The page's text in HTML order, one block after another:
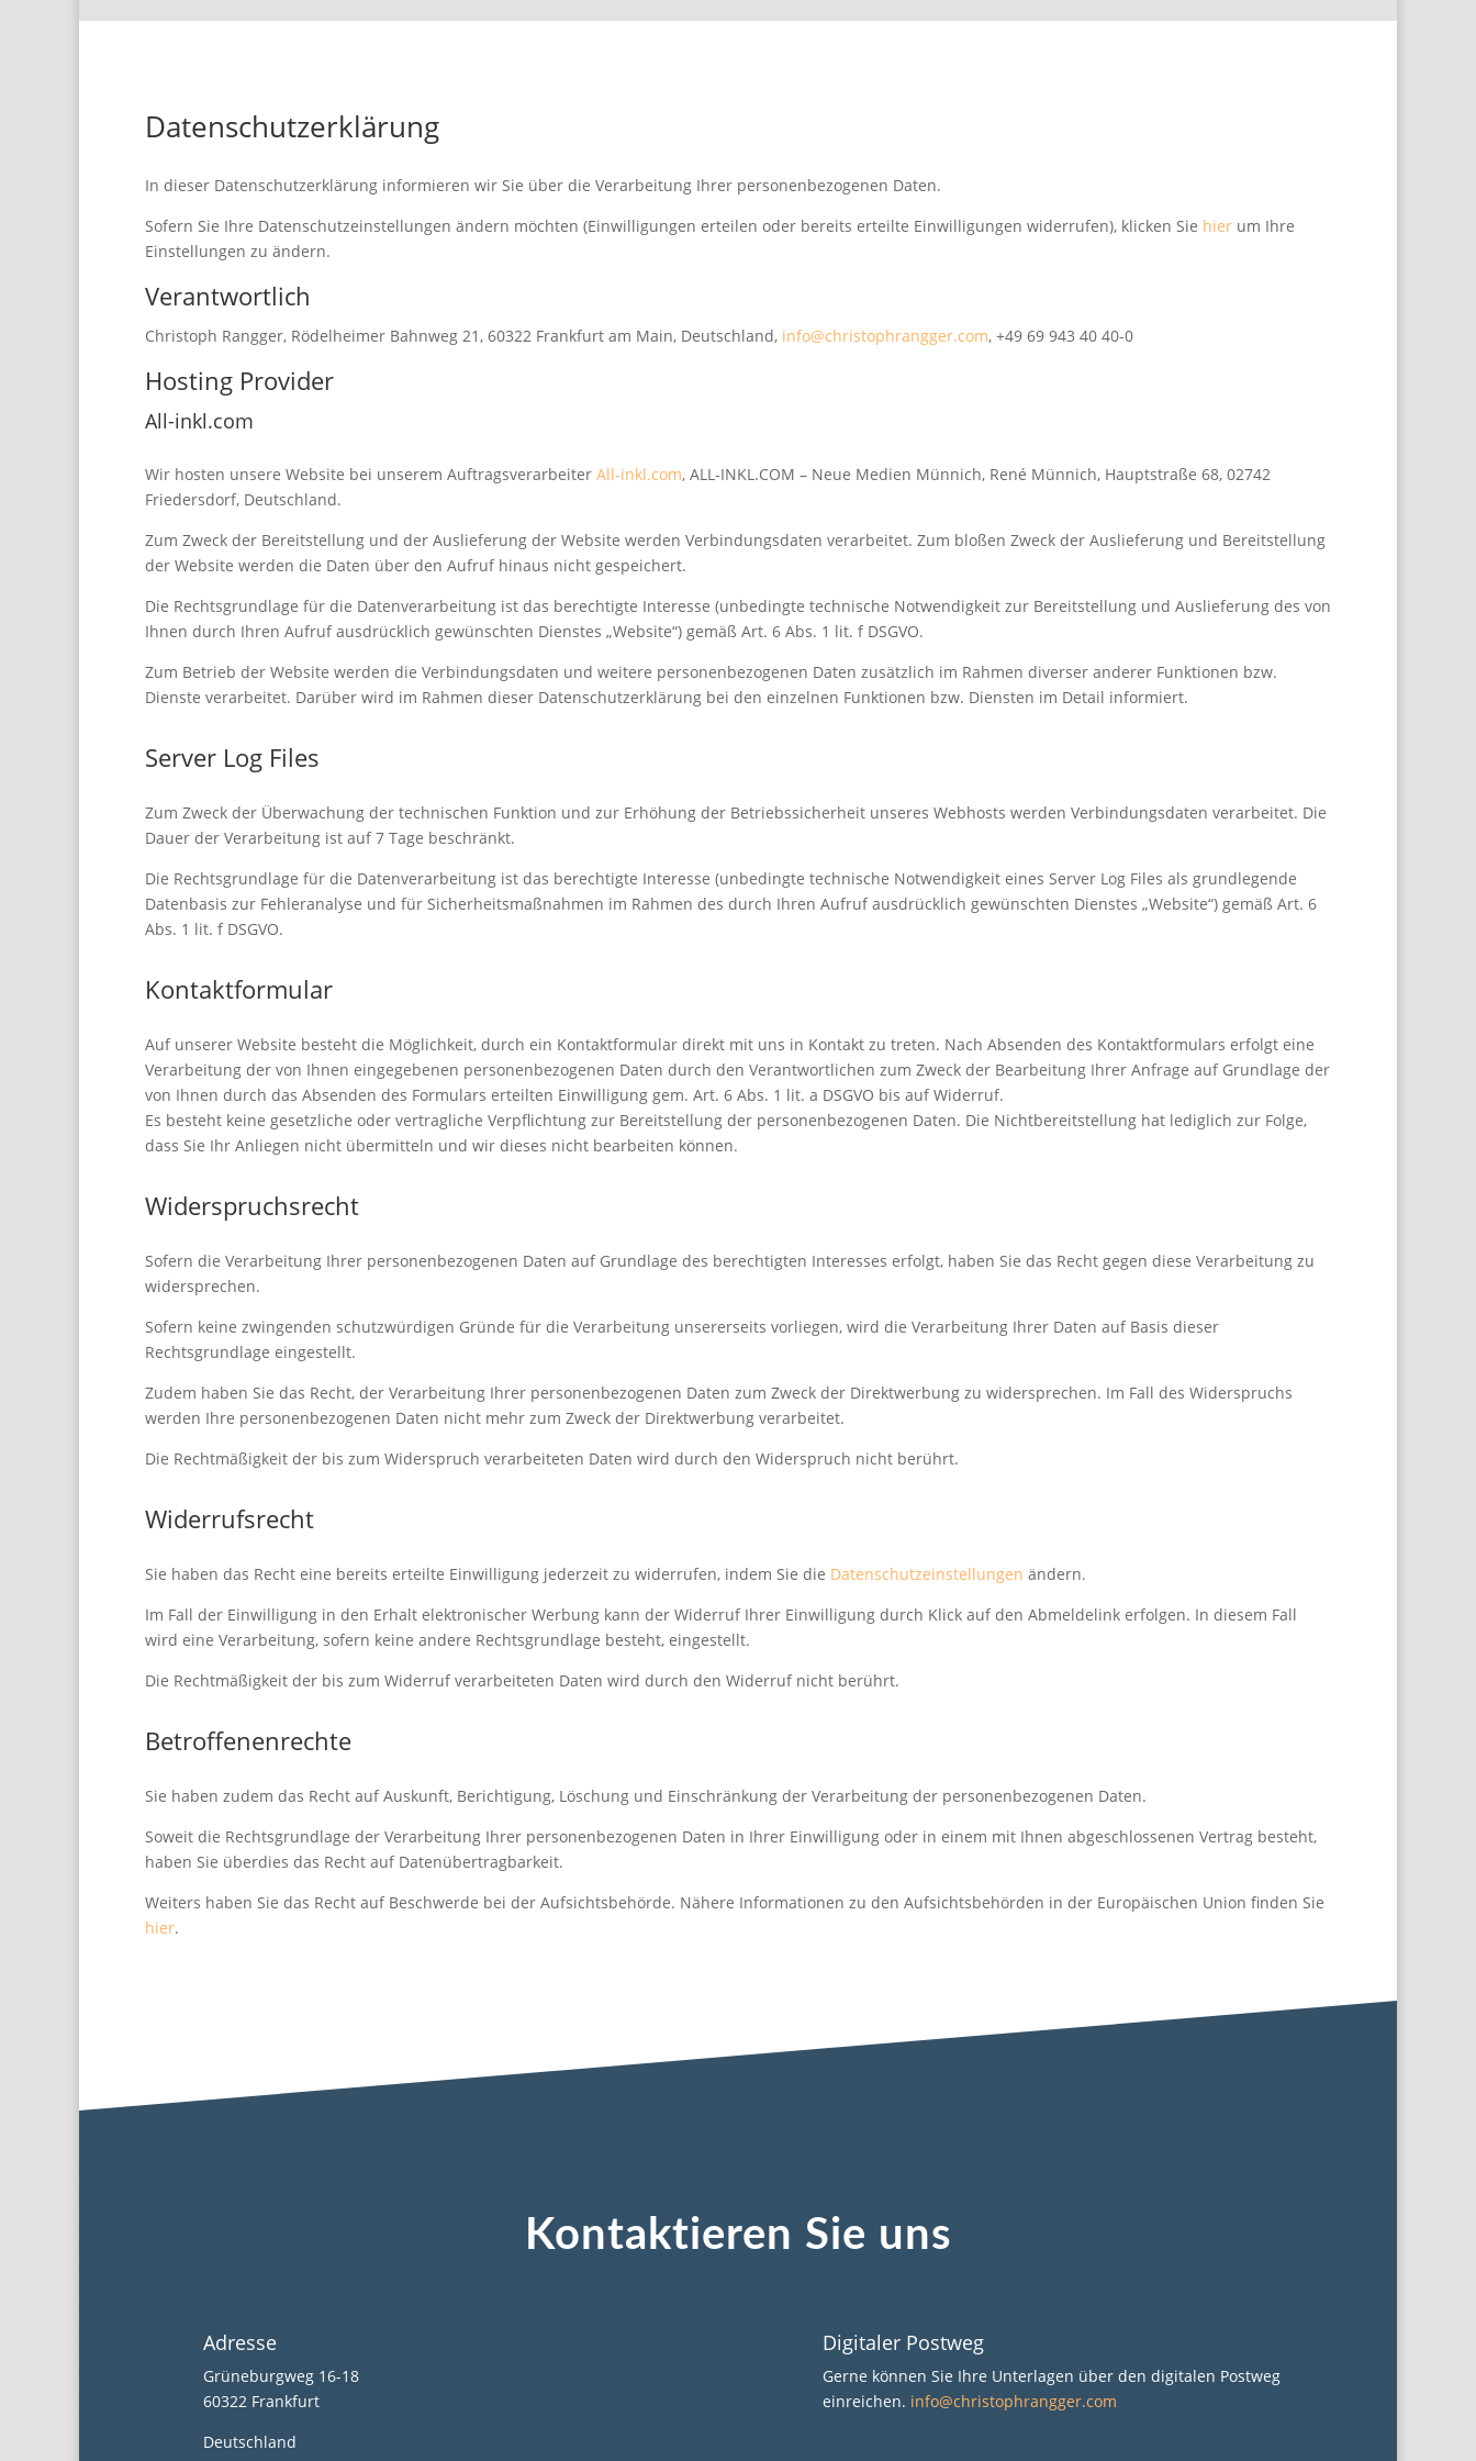
Datenschutzerklärung
In dieser Datenschutzerklärung informieren wir Sie über die Verarbeitung Ihrer personenbezogenen Daten.
Sofern Sie Ihre Datenschutzeinstellungen ändern möchten (Einwilligungen erteilen oder bereits erteilte Einwilligungen widerrufen), klicken Sie hier um Ihre
Einstellungen zu ändern.
Verantwortlich
Christoph Rangger, Rödelheimer Bahnweg 21, 60322 Frankfurt am Main, Deutschland, info@christophrangger.com, +49 69 943 40 40-0
Hosting Provider
All-inkl.com
Wir hosten unsere Website bei unserem Auftragsverarbeiter All-inkl.com, ALL-INKL.COM – Neue Medien Münnich, René Münnich, Hauptstraße 68, 02742
Friedersdorf, Deutschland.
Zum Zweck der Bereitstellung und der Auslieferung der Website werden Verbindungsdaten verarbeitet. Zum bloßen Zweck der Auslieferung und Bereitstellung
der Website werden die Daten über den Aufruf hinaus nicht gespeichert.
Die Rechtsgrundlage für die Datenverarbeitung ist das berechtigte Interesse (unbedingte technische Notwendigkeit zur Bereitstellung und Auslieferung des von
Ihnen durch Ihren Aufruf ausdrücklich gewünschten Dienstes „Website“) gemäß Art. 6 Abs. 1 lit. f DSGVO.
Zum Betrieb der Website werden die Verbindungsdaten und weitere personenbezogenen Daten zusätzlich im Rahmen diverser anderer Funktionen bzw.
Dienste verarbeitet. Darüber wird im Rahmen dieser Datenschutzerklärung bei den einzelnen Funktionen bzw. Diensten im Detail informiert.
Server Log Files
Zum Zweck der Überwachung der technischen Funktion und zur Erhöhung der Betriebssicherheit unseres Webhosts werden Verbindungsdaten verarbeitet. Die
Dauer der Verarbeitung ist auf 7 Tage beschränkt.
Die Rechtsgrundlage für die Datenverarbeitung ist das berechtigte Interesse (unbedingte technische Notwendigkeit eines Server Log Files als grundlegende
Datenbasis zur Fehleranalyse und für Sicherheitsmaßnahmen im Rahmen des durch Ihren Aufruf ausdrücklich gewünschten Dienstes „Website“) gemäß Art. 6
Abs. 1 lit. f DSGVO.
Kontaktformular
Auf unserer Website besteht die Möglichkeit, durch ein Kontaktformular direkt mit uns in Kontakt zu treten. Nach Absenden des Kontaktformulars erfolgt eine
Verarbeitung der von Ihnen eingegebenen personenbezogenen Daten durch den Verantwortlichen zum Zweck der Bearbeitung Ihrer Anfrage auf Grundlage der
von Ihnen durch das Absenden des Formulars erteilten Einwilligung gem. Art. 6 Abs. 1 lit. a DSGVO bis auf Widerruf.
Es besteht keine gesetzliche oder vertragliche Verpflichtung zur Bereitstellung der personenbezogenen Daten. Die Nichtbereitstellung hat lediglich zur Folge,
dass Sie Ihr Anliegen nicht übermitteln und wir dieses nicht bearbeiten können.
Widerspruchsrecht
Sofern die Verarbeitung Ihrer personenbezogenen Daten auf Grundlage des berechtigten Interesses erfolgt, haben Sie das Recht gegen diese Verarbeitung zu
widersprechen.
Sofern keine zwingenden schutzwürdigen Gründe für die Verarbeitung unsererseits vorliegen, wird die Verarbeitung Ihrer Daten auf Basis dieser
Rechtsgrundlage eingestellt.
Zudem haben Sie das Recht, der Verarbeitung Ihrer personenbezogenen Daten zum Zweck der Direktwerbung zu widersprechen. Im Fall des Widerspruchs
werden Ihre personenbezogenen Daten nicht mehr zum Zweck der Direktwerbung verarbeitet.
Die Rechtmäßigkeit der bis zum Widerspruch verarbeiteten Daten wird durch den Widerspruch nicht berührt.
Widerrufsrecht
Sie haben das Recht eine bereits erteilte Einwilligung jederzeit zu widerrufen, indem Sie die Datenschutzeinstellungen ändern.
Im Fall der Einwilligung in den Erhalt elektronischer Werbung kann der Widerruf Ihrer Einwilligung durch Klick auf den Abmeldelink erfolgen. In diesem Fall
wird eine Verarbeitung, sofern keine andere Rechtsgrundlage besteht, eingestellt.
Die Rechtmäßigkeit der bis zum Widerruf verarbeiteten Daten wird durch den Widerruf nicht berührt.
Betroffenenrechte
Sie haben zudem das Recht auf Auskunft, Berichtigung, Löschung und Einschränkung der Verarbeitung der personenbezogenen Daten.
Soweit die Rechtsgrundlage der Verarbeitung Ihrer personenbezogenen Daten in Ihrer Einwilligung oder in einem mit Ihnen abgeschlossenen Vertrag besteht,
haben Sie überdies das Recht auf Datenübertragbarkeit.
Weiters haben Sie das Recht auf Beschwerde bei der Aufsichtsbehörde. Nähere Informationen zu den Aufsichtsbehörden in der Europäischen Union finden Sie
hier.
Kontaktieren Sie uns
Adresse
Grüneburgweg 16-18
60322 Frankfurt
Deutschland
Digitaler Postweg
Gerne können Sie Ihre Unterlagen über den digitalen Postweg
einreichen. info@christophrangger.com